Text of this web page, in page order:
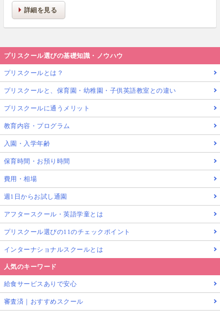
詳細を見る
プリスクール選びの基礎知識・ノウハウ
プリスクールとは？
プリスクールと、保育園・幼稚園・子供英語教室との違い
プリスクールに通うメリット
教育内容・プログラム
入園・入学年齢
保育時間・お預り時間
費用・相場
週1日からお試し通園
アフタースクール・英語学童とは
プリスクール選びの11のチェックポイント
インターナショナルスクールとは
人気のキーワード
給食サービスありで安心
審査済｜おすすめスクール